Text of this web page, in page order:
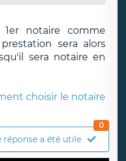
notaire comme
sera alors
sera notaire en
choisir le notaire
réponse a été utile
0